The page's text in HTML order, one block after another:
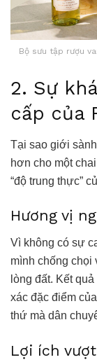
Bộ sưu tập rượu
2. Sự
cấp của
Tại sao giới
hơn cho một
“độ trung thực”
Hương vị
Vì không có sự
mình chống chọi
lòng đất. Kết
xác đặc điểm
thứ mà dân
Lợi ích